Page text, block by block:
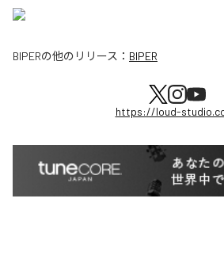
BIPERの他のリリース： BIPER
https://loud-